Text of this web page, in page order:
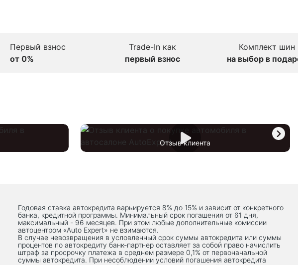
Первый взнос
от 0%
Trade-In как
первый взнос
Комплект шин
на выбор в
Отзыв клиента
Годовая ставка автокредита варьируется 8% до 15% и зависит от конкретного
банка, кредитной программы. Минимальный срок погашения от 61 дня,
максимальный - 96 месяцев. При этом любые дополнительные комиссии
автоцентром «Auto Expert» не взимаются.
В случае невозвращения в условленный срок суммы автокредита или суммы
процентов по автокредиту банк-партнер оставляет за собой право начислить
штраф за просрочку платежа в среднем размере 0,1% от первоначальной
суммы автокредита. При несоблюдении условий погашения автокредита